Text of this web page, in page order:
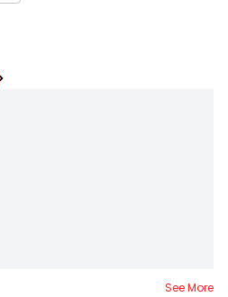
See More